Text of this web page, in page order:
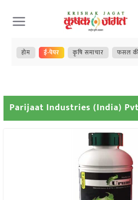
Skip
to
content
होम ई-पेपर कृषि समाचार फसल
Parijaat Industries (India)